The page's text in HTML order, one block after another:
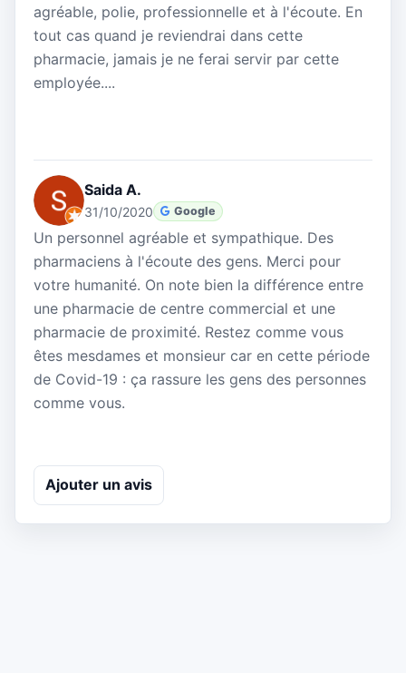
agréable, polie, professionnelle et à l'écoute. En
tout cas quand je reviendrai dans cette
pharmacie, jamais je ne ferai servir par cette
employée....
Saida A.
31/10/2020 Google
Un personnel agréable et sympathique. Des
pharmaciens à l'écoute des gens. Merci pour
votre humanité. On note bien la différence entre
une pharmacie de centre commercial et une
pharmacie de proximité. Restez comme vous
êtes mesdames et monsieur car en cette période
de Covid-19 : ça rassure les gens des personnes
comme vous.
Ajouter un avis